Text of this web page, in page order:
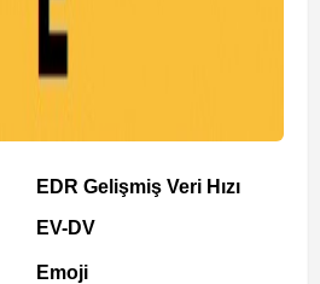
EDR Gelişmiş Veri Hızı
EV-DV
Emoji